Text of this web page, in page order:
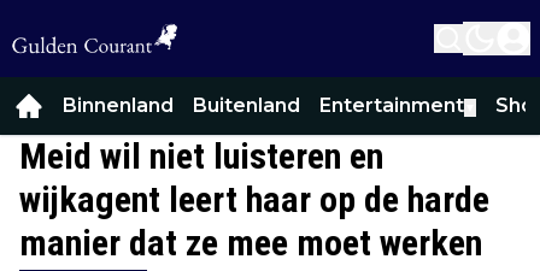
Binnenland Buitenland Entertainment
Meid wil niet luisteren en
wijkagent leert haar op de harde
manier dat ze mee moet werken